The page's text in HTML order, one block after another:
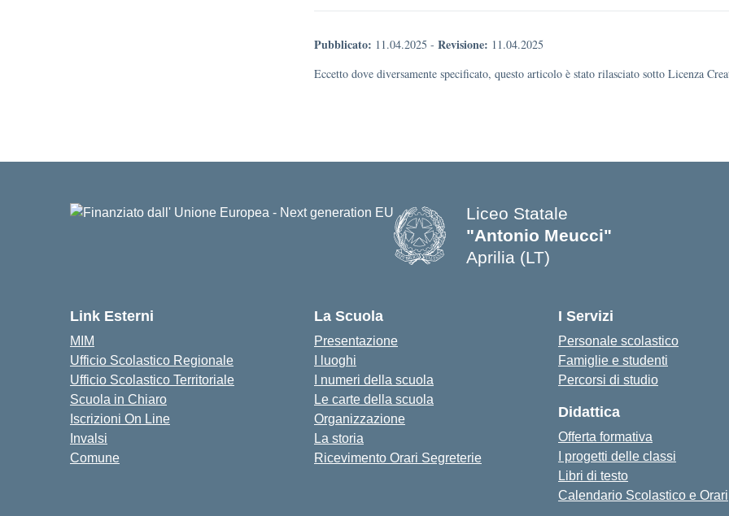
Pubblicato: 11.04.2025 - Revisione: 11.04.2025
Eccetto dove diversamente specificato, questo articolo è stato rilasciato sotto Licenza
Liceo Statale
"Antonio Meucci"
Aprilia (LT)
Link Esterni
MIM
Ufficio Scolastico Regionale
Ufficio Scolastico Territoriale
Scuola in Chiaro
Iscrizioni On Line
Invalsi
Comune
La Scuola
Presentazione
I luoghi
I numeri della scuola
Le carte della scuola
Organizzazione
La storia
Ricevimento Orari Segreterie
I Servizi
Personale scolastico
Famiglie e studenti
Percorsi di studio
Didattica
Offerta formativa
I progetti delle classi
Libri di testo
Calendario Scolastico e Orari